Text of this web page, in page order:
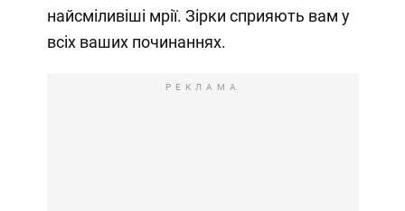
найсміливіші мрії. Зірки сприяють вам у
всіх ваших починаннях.
РЕКЛАМА